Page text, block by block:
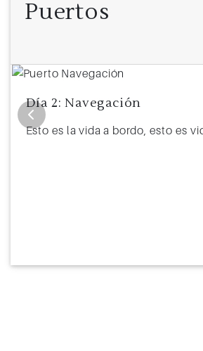
Puertos
Día 2: Navegación
Esto es la vida a bordo, esto es